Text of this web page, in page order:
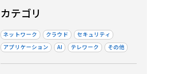
カテゴリ
ネットワーク クラウド
セキュリティ
アプリケーション
AI テレワーク その他